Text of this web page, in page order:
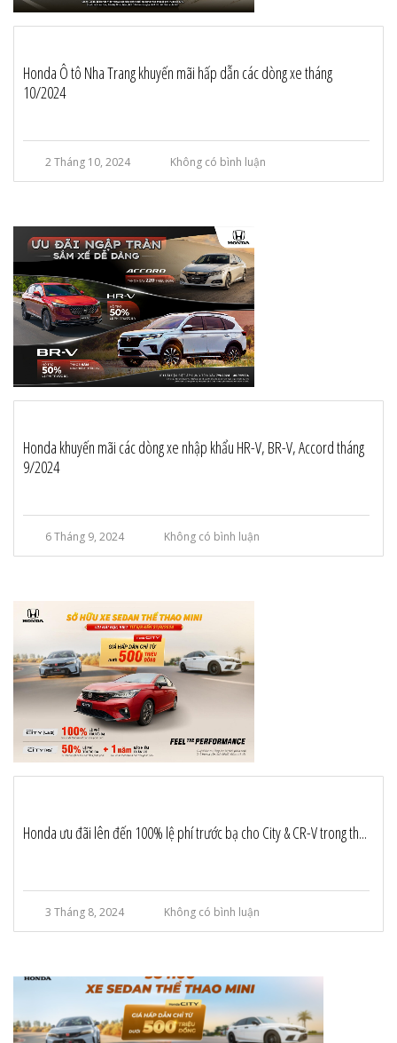
Honda Ô tô Nha Trang khuyến mãi hấp dẫn các dòng xe tháng
10/2024
2 Tháng 10, 2024 Không có bình luận
Honda khuyến mãi các dòng xe nhập khẩu HR-V, BR-V, Accord tháng
9/2024
6 Tháng 9, 2024 Không có bình luận
Honda ưu đãi lên đến 100% lệ phí trước bạ cho City & CR-V trong th...
3 Tháng 8, 2024 Không có bình luận